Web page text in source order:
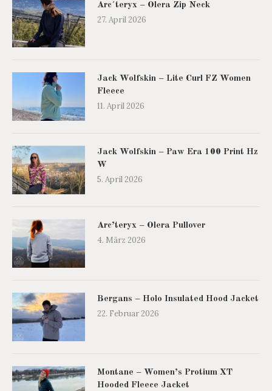
Arc´teryx – Olera Zip Neck
27. April 2026
Jack Wolfskin – Lite Curl FZ Women
Fleece
11. April 2026
Jack Wolfskin – Paw Era 100 Print Hz
W
5. April 2026
Arc’teryx – Olera Pullover
4. März 2026
Bergans – Holo Insulated Hood Jacket
22. Februar 2026
Montane – Women’s Protium XT
Hooded Fleece Jacket